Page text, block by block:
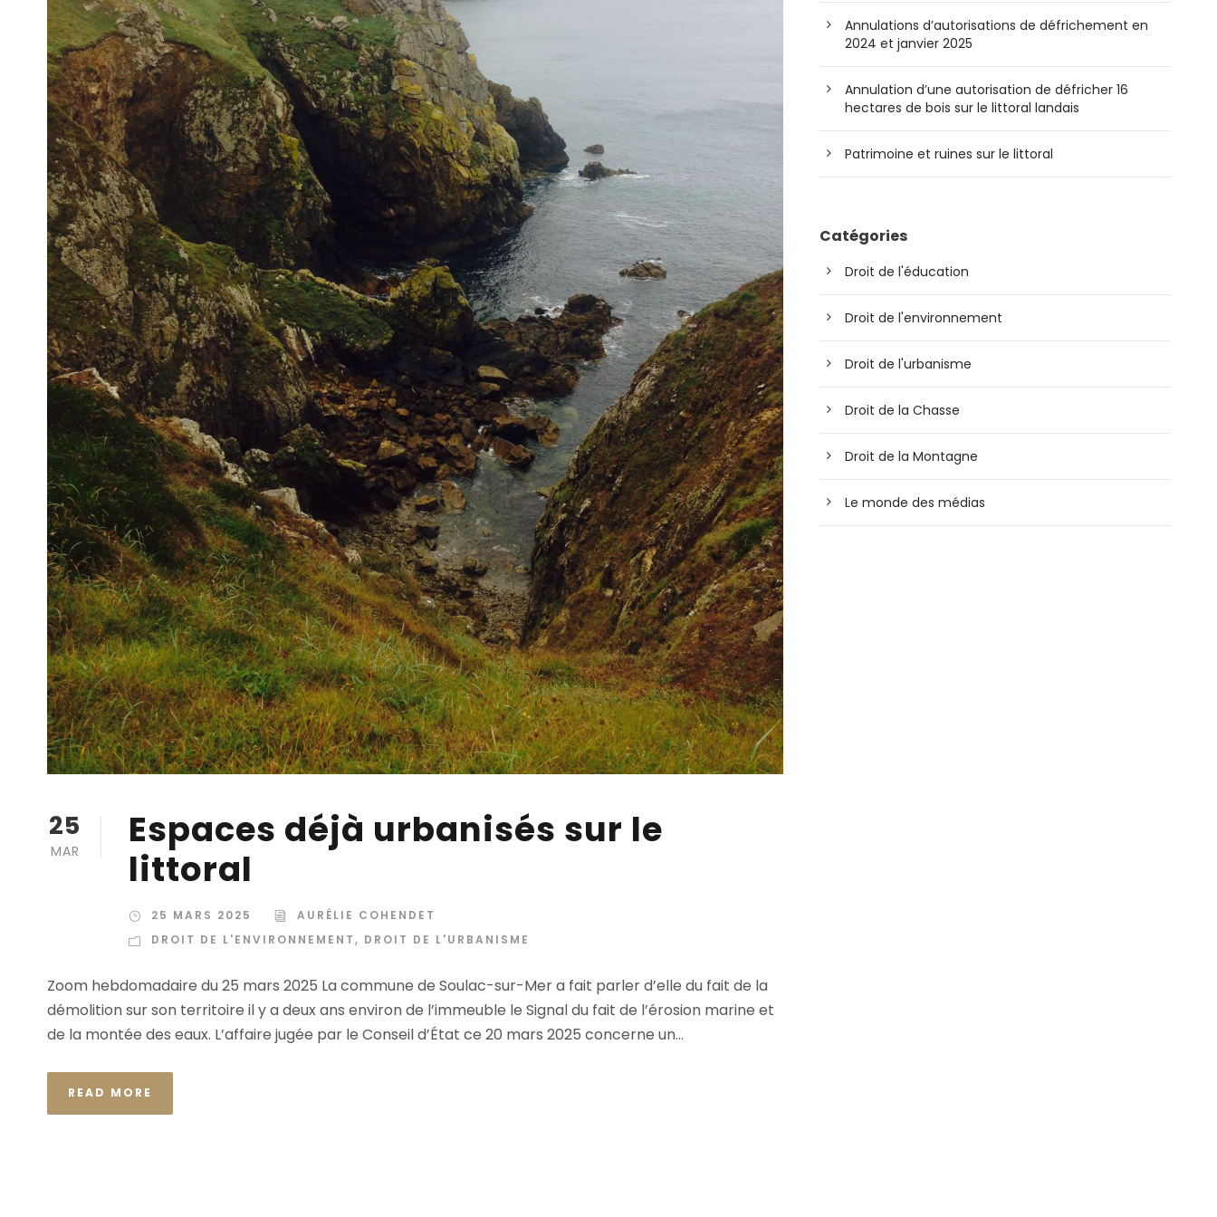
25
MAR
Espaces déjà urbanisés sur le
littoral
25 MARS 2025
AURÉLIE COHENDET
DROIT DE L'ENVIRONNEMENT, DROIT DE L'URBANISME
Zoom hebdomadaire du 25 mars 2025 La commune de Soulac-sur-Mer a fait parler d’elle du fait de la
démolition sur son territoire il y a deux ans environ de l’immeuble le Signal du fait de l’érosion marine et
de la montée des eaux. L’affaire jugée par le Conseil d’État ce 20 mars 2025 concerne un...
READ MORE
Annulations d’autorisations de défrichement en
2024 et janvier 2025
Annulation d’une autorisation de défricher 16
hectares de bois sur le littoral landais
Patrimoine et ruines sur le littoral
Catégories
Droit de l'éducation
Droit de l'environnement
Droit de l'urbanisme
Droit de la Chasse
Droit de la Montagne
Le monde des médias